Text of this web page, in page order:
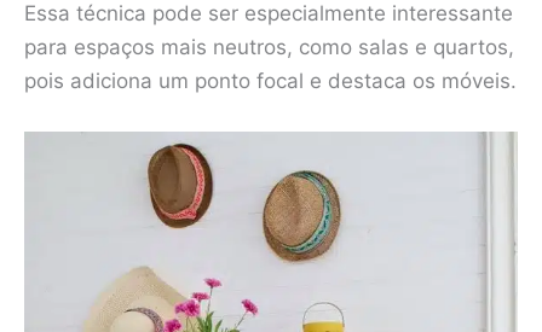
Essa técnica pode ser especialmente interessante
para espaços mais neutros, como salas e quartos,
pois adiciona um ponto focal e destaca os móveis.